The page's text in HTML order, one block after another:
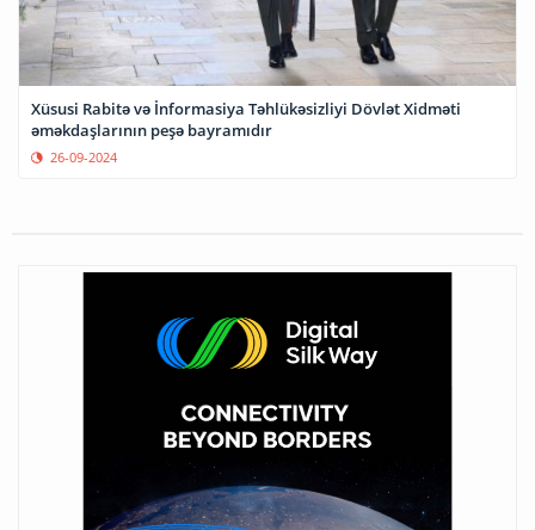
Xüsusi Rabitə və İnformasiya Təhlükəsizliyi Dövlət Xidməti
əməkdaşlarının peşə bayramıdır
26-09-2024